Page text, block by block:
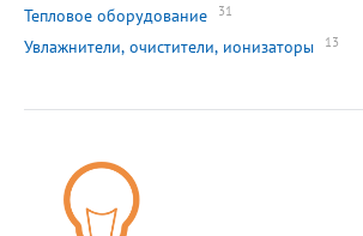
Тепловое оборудование 31
Увлажнители, очистители, ионизаторы 13